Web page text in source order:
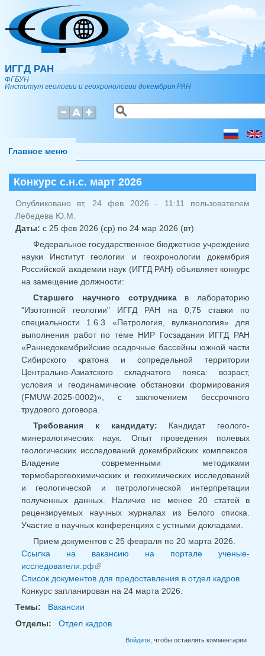
Перейти к основному содержанию
ИГГД РАН
ФГБУН
Институт геологии и геохронологии докембрия РАН
Форма поиска
Поиск
Главное меню
Конкурс с.н.с. март 2026
Опубликовано вт, 24 фев 2026 - 11:11 пользователем
Лебедева Ю.М.
Даты: с 25 фев 2026 (ср) по 24 мар 2026 (вт)
Федеральное государственное бюджетное учреждение
науки Институт геологии и геохронологии докембрия
Российской академии наук (ИГГД РАН) объявляет конкурс
на замещение должности:
Старшего научного сотрудника в лабораторию
"Изотопной геологии" ИГГД РАН на 0,75 ставки по
специальности 1.6.3 «Петрология, вулканология» для
выполнения работ по теме НИР Госзадания ИГГД РАН
«Раннедокембрийские осадочные бассейны южной части
Сибирского кратона и сопредельной территории
Центрально-Азиатского складчатого пояса: возраст,
условия и геодинамические обстановки формирования
(FMUW-2025-0002)», с заключением бессрочного
трудового договора.
Требования к кандидату: Кандидат геолого-
минералогических наук. Опыт проведения полевых
геологических исследований докембрийских комплексов.
Владение современными методиками
термобарогеохимических и геохимических исследований
и геологической и петрологической интерпретации
полученных данных. Наличие не менее 20 статей в
рецензируемых научных журналах из Белого списка.
Участие в научных конференциях с устными докладами.
Прием документов с 25 февраля по 20 марта 2026.
Ссылка на вакансию на портале ученые-
исследователи.рф
Список документов для предоставления в отдел кадров
Конкурс запланирован на 24 марта 2026.
Темы:
Вакансии
Отделы:
Отдел кадров
Войдите, чтобы оставлять комментарии